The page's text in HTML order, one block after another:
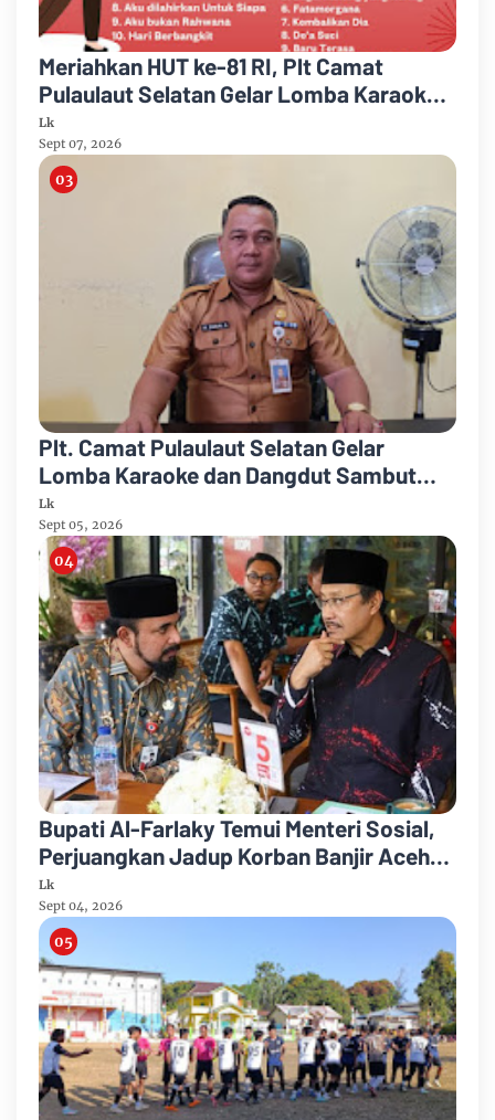
Meriahkan HUT ke-81 RI, Plt Camat
Pulaulaut Selatan Gelar Lomba Karaoke
untuk Masyarakat Umum
Lk
Sept 07, 2026
Plt. Camat Pulaulaut Selatan Gelar
Lomba Karaoke dan Dangdut Sambut
HUT ke-81 Proklamasi RI
Lk
Sept 05, 2026
Bupati Al-Farlaky Temui Menteri Sosial,
Perjuangkan Jadup Korban Banjir Aceh
Timur
Lk
Sept 04, 2026